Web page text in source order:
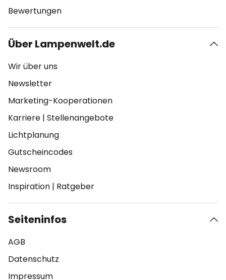
Bewertungen
Über Lampenwelt.de
Wir über uns
Newsletter
Marketing-Kooperationen
Karriere | Stellenangebote
Lichtplanung
Gutscheincodes
Newsroom
Inspiration | Ratgeber
Seiteninfos
AGB
Datenschutz
Impressum